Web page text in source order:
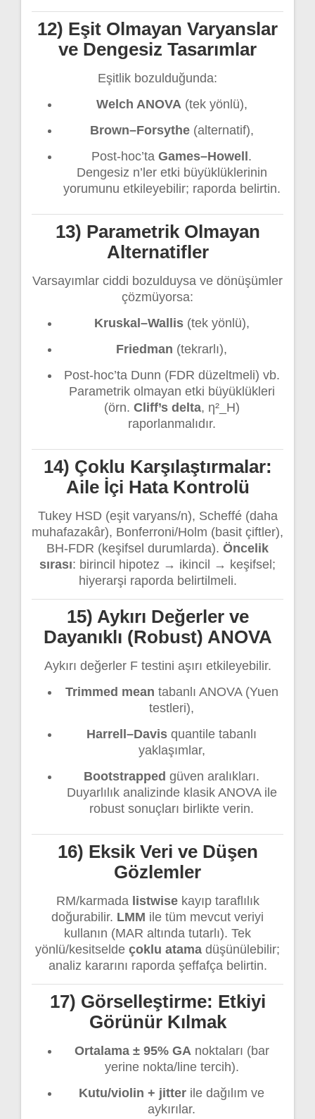
12) Eşit Olmayan Varyanslar
ve Dengesiz Tasarımlar
Eşitlik bozulduğunda:
Welch ANOVA (tek yönlü),
Brown–Forsythe(alternatif),
Post-hoc’ta Games–Howell.
Dengesiz n’ler etki büyüklüklerinin
yorumunu etkileyebilir; raporda belirtin.
13) Parametrik Olmayan
Alternatifler
Varsayımlar ciddi bozulduysa ve dönüşümler
çözmüyorsa:
Kruskal–Wallis(tek yönlü),
Friedman (tekrarlı),
Post-hoc’ta Dunn (FDR düzeltmeli) vb.
Parametrik olmayan etki büyüklükleri
(örn. Cliff’s delta, η²_H)
raporlanmalıdır.
14) Çoklu Karşılaştırmalar:
Aile İçi Hata Kontrolü
Tukey HSD (eşit varyans/n), Scheffé (daha
muhafazakâr), Bonferroni/Holm (basit çiftler),
BH-FDR (keşifsel durumlarda). Öncelik
sırası: birincil hipotez → ikincil → keşifsel;
hiyerarşi raporda belirtilmeli.
15) Aykırı Değerler ve
Dayanıklı (Robust) ANOVA
Aykırı değerler F testini aşırı etkileyebilir.
Trimmed mean tabanlı ANOVA (Yuen
testleri),
Harrell–Davis quantile tabanlı
yaklaşımlar,
Bootstrapped güven aralıkları.
Duyarlılık analizinde klasik ANOVA ile
robust sonuçları birlikte verin.
16) Eksik Veri ve Düşen
Gözlemler
RM/karmada listwisekayıp taraflılık
doğurabilir. LMM ile tüm mevcut veriyi
kullanın (MAR altında tutarlı). Tek
yönlü/kesitselde çoklu atama düşünülebilir;
analiz kararını raporda şeffafça belirtin.
17) Görselleştirme: Etkiyi
Görünür Kılmak
Ortalama ± 95% GA noktaları (bar
yerine nokta/line tercih).
Kutu/violin + jitter ile dağılım ve
aykırılar.